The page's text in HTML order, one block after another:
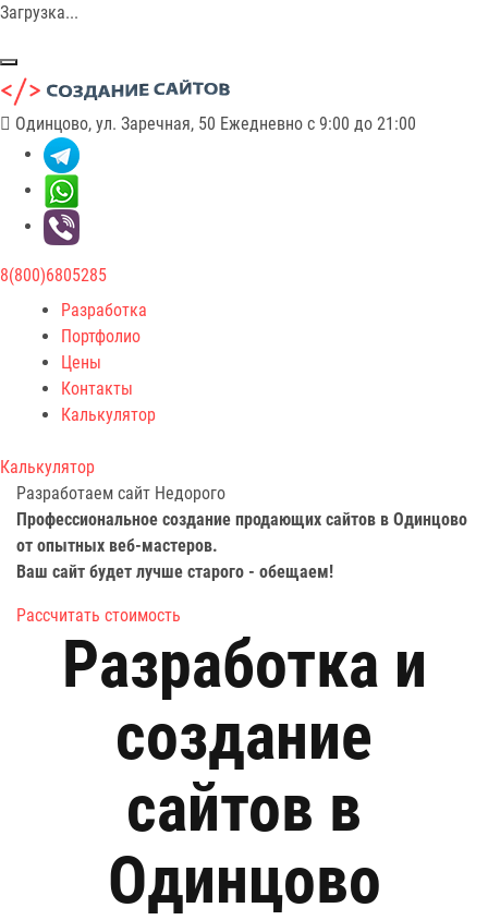
Загрузка...
Одинцово, ул. Заречная, 50 Ежедневно с 9:00 до 21:00
8(800)6805285
Разработка
Портфолио
Цены
Контакты
Калькулятор
Калькулятор
Разработаем сайт Недорого
Профессиональное создание продающих сайтов в Одинцово
от опытных веб-мастеров.
Ваш сайт будет лучше старого - обещаем!
Рассчитать стоимость
Разработка и
создание
сайтов в
Одинцово